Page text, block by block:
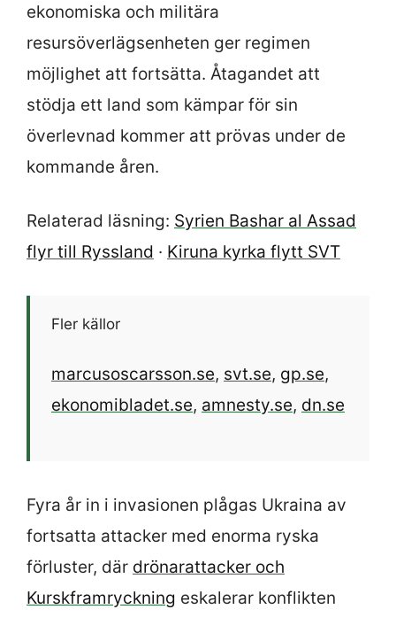
ekonomiska och militära
resursöverlägsenheten ger regimen
möjlighet att fortsätta. Åtagandet att
stödja ett land som kämpar för sin
överlevnad kommer att prövas under de
kommande åren.
Relaterad läsning: Syrien Bashar al Assad
flyr till Ryssland · Kiruna kyrka flytt SVT
Fler källor
marcusoscarsson.se, svt.se, gp.se,
ekonomibladet.se, amnesty.se, dn.se
Fyra år in i invasionen plågas Ukraina av
fortsatta attacker med enorma ryska
förluster, där drönarattacker och
Kurskframryckning eskalerar konflikten